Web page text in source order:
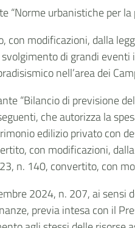
urbanistiche per
modificazioni, dalla
di grandi
nell’area dei
“Bilancio di previsione
che autorizza la
edilizio privato con
con modificazioni,
n. 140, convertito, con
2024, n. 207, ai
previa intesa con il